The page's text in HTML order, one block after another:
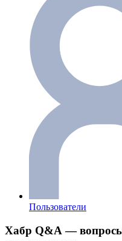
Пользователи
Хабр Q&A —